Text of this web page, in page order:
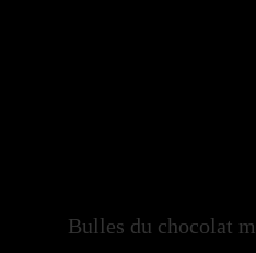
Bulles du chocolat